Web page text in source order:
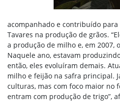
acompanhado e contribuído para
Tavares na produção de grãos.
a produção de milho e, em 2007,
Naquele ano, estavam
então, eles evoluíram demais.
milho e feijão na safra principal.
culturas, mas com foco maior no
entram com produção de trigo”,